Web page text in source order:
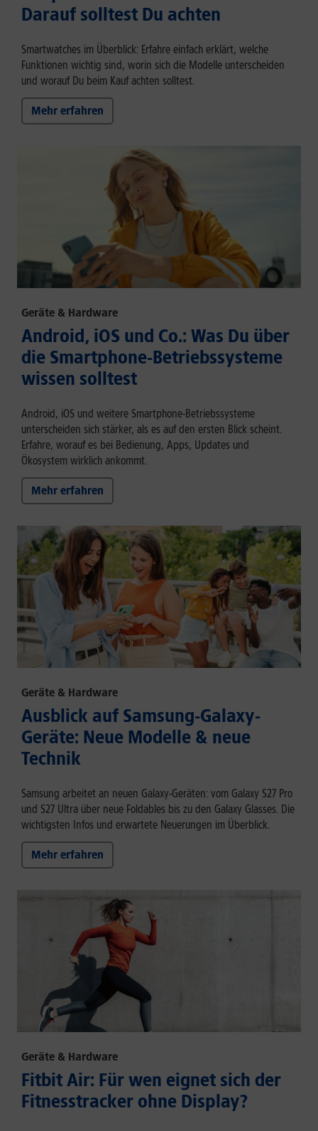
Darauf solltest Du achten
Smartwatches im Überblick: Erfahre einfach erklärt, welche
Funktionen wichtig sind, worin sich die Modelle unterscheiden
und worauf Du beim Kauf achten solltest.
Mehr erfahren
Geräte & Hardware
Android, iOS und Co.: Was Du über
die Smartphone-Betriebssysteme
wissen solltest
Android, iOS und weitere Smartphone-Betriebssysteme
unterscheiden sich stärker, als es auf den ersten Blick scheint.
Erfahre, worauf es bei Bedienung, Apps, Updates und
Ökosystem wirklich ankommt.
Mehr erfahren
Geräte & Hardware
Ausblick auf Samsung-Galaxy-
Geräte: Neue Modelle & neue
Technik
Samsung arbeitet an neuen Galaxy-Geräten: vom Galaxy S27 Pro
und S27 Ultra über neue Foldables bis zu den Galaxy Glasses. Die
wichtigsten Infos und erwartete Neuerungen im Überblick.
Mehr erfahren
Geräte & Hardware
Fitbit Air: Für wen eignet sich der
Fitnesstracker ohne Display?